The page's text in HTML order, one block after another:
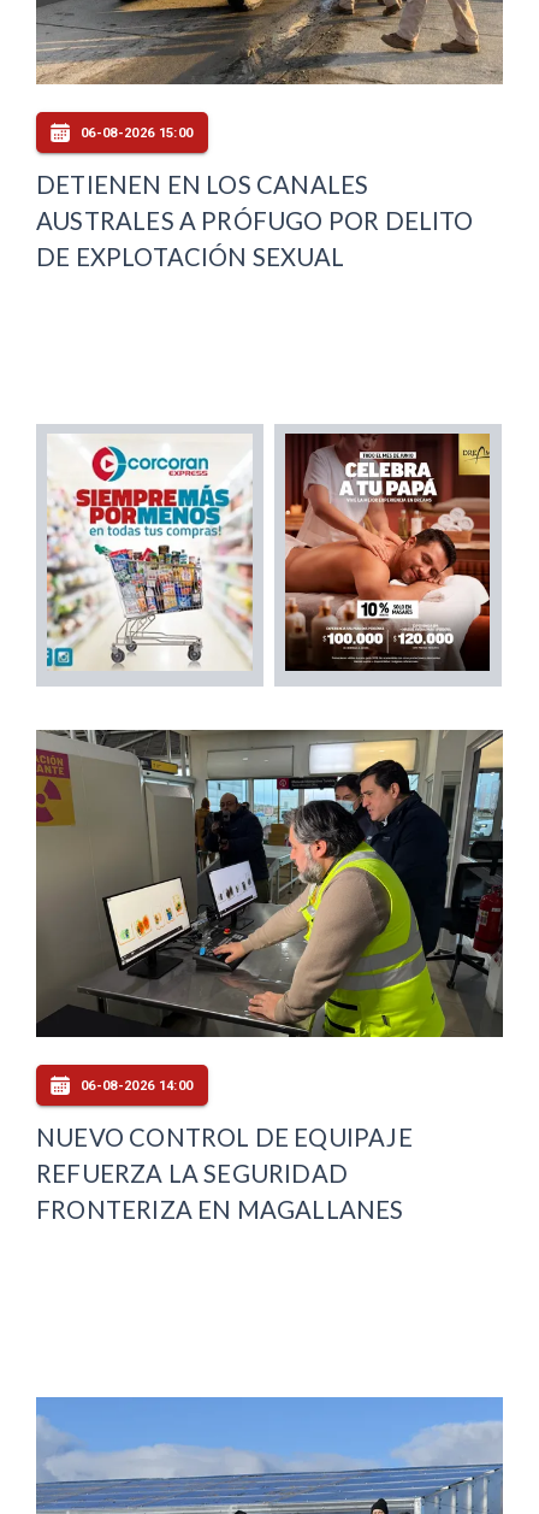
06-08-2026 15:00
DETIENEN EN LOS CANALES
AUSTRALES A PRÓFUGO POR DELITO
DE EXPLOTACIÓN SEXUAL
06-08-2026 14:00
NUEVO CONTROL DE EQUIPAJE
REFUERZA LA SEGURIDAD
FRONTERIZA EN MAGALLANES